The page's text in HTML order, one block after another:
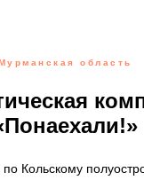
область
Кольскому